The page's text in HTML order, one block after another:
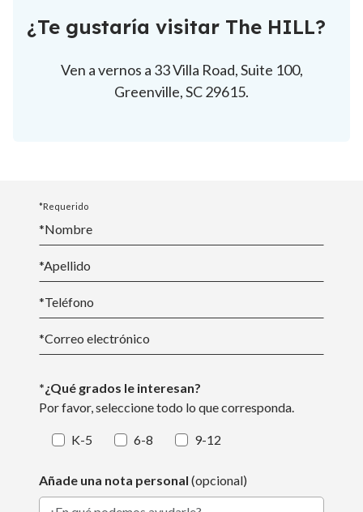
¿Te gustaría visitar The HILL?
Ven a vernos a 33 Villa Road, Suite 100,
Greenville, SC 29615.
*Requerido
*Nombre
*Apellido
*Teléfono
*Correo electrónico
*¿Qué grados le interesan?
Por favor, seleccione todo lo que corresponda.
K-5 6-8 9-12
Añade una nota personal (opcional)